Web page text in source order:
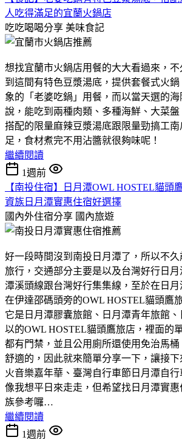
人吃得滿足的宜蘭火鍋店
吃吃喝喝分享 美味食記
想找宜蘭市火鍋店用餐的大大看過來，
到這間有特色豆漿湯底，提供套餐式火
象的「老婆吃鍋」用餐，而以當天選的
說，能吃到兩種肉類、多種海鮮、大菜
搭配的限量麻辣豆漿湯底跟限量勁搞工
足，食材煮完不用沾醬就很夠味呢！
繼續閱讀
1週前
【南投住宿】日月潭OWL HOSTEL貓頭
資族日月潭實惠住宿好選擇
國內外住宿分享 國內旅遊
好一段時間沒到南投日月潭了，所以不
旅行，交通部分主要是以及台灣好行日月
潭溪頭線跟台灣好行集集線，至於在日
在伊達邵碼頭旁的OWL HOSTEL貓頭鷹
它是日月潭膠囊旅館、日月潭青年旅館
以的OWL HOSTEL貓頭鷹旅店，裡面的
都有門禁，並且公用廁所還使用免治馬
舒適的，因此就來簡單分享一下，讓接
火音樂嘉年華、臺灣自行車節日月潭自
像我想平日來走走，但希望找日月潭實
族參考囉…
繼續閱讀
1週前